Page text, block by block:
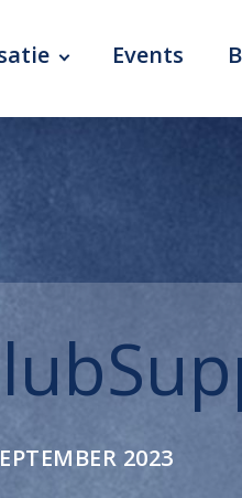
Events
2023